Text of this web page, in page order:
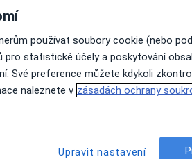
Zítra Po
10 Srpen
Út
11
rezervace termínu není k
používat soubory cookie (nebo
pro statistické účely a poskytování
Své preference můžete kdykoli
naleznete v zásadách ochrany
Upravit nastavení